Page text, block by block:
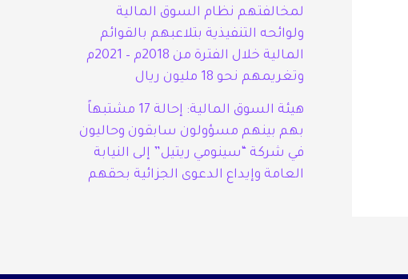
لمخالفتهم نظام السوق المالية
ولوائحه التنفيذية بتلاعبهم بالقوائم
المالية خلال الفترة من 2018م – 2021م
وتغريمهم نحو 18 مليون ريال
هيئة السوق المالية: إحالة 17 مشتبهاً
بهم بينهم مسؤولون سابقون وحاليون
في شركة “سينومي ريتيل” إلى النيابة
العامة وإيداع الدعوى الجزائية بحقهم